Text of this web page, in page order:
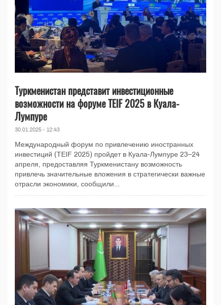
Туркменистан представит инвестиционные
возможности на форуме TEIF 2025 в Куала-
Лумпуре
30.01.2025 - 12:43
Международный форум по привлечению иностранных
инвестиций (TEIF 2025) пройдет в Куала-Лумпуре 23–24
апреля, предоставляя Туркменистану возможность
привлечь значительные вложения в стратегически важные
отрасли экономики, сообщили...